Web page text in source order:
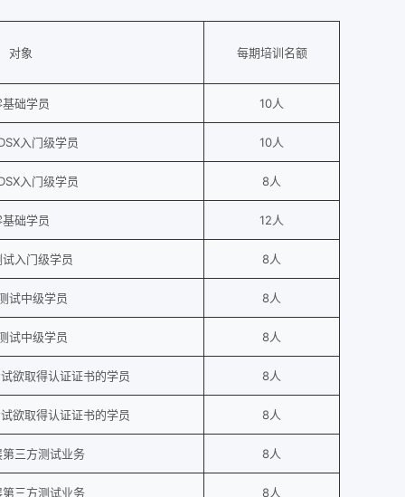
对象 每期培训名额
基础学员 10人
入门级学员 10人
入门级学员 8人
基础学员 12人
入门级学员 8人
试中级学员 8人
试中级学员 8人
欲取得认证证书的学员 8人
欲取得认证证书的学员 8人
三方测试业务 8人
三方测试业务 8人